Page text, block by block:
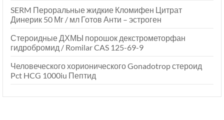
SERM Пероральные жидкие Кломифен Цитрат
Динерик 50 Мг / мл Готов Анти – эстроген
Стероидные ДХМЫ порошок декстрометорфан
гидробромид / Romilar CAS 125-69-9
Человеческого хорионического Gonadotrop стероид
Pct HCG 1000iu Пептид